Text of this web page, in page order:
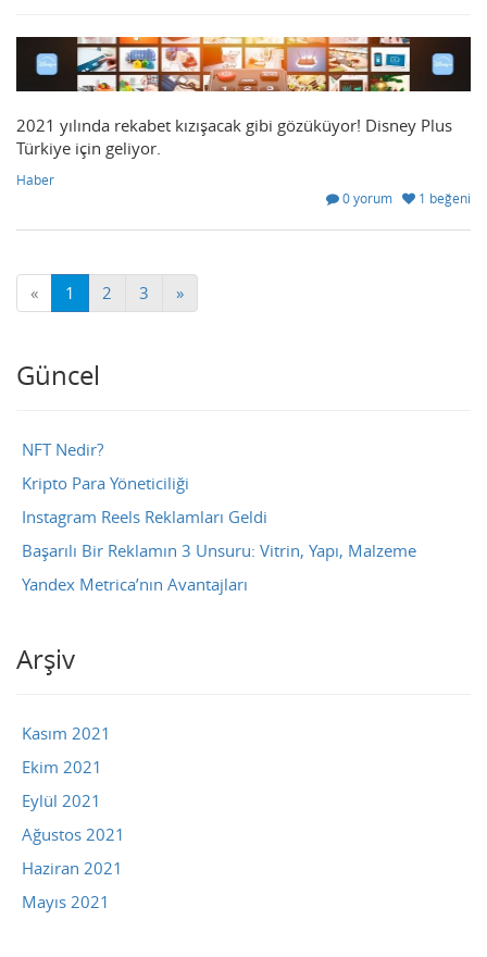
2021 yılında rekabet kızışacak gibi gözüküyor! Disney Plus
Türkiye için geliyor.
Haber
0 yorum
1 beğeni
« 1 2 3 »
Güncel
NFT Nedir?
Kripto Para Yöneticiliği
Instagram Reels Reklamları Geldi
Başarılı Bir Reklamın 3 Unsuru: Vitrin, Yapı, Malzeme
Yandex Metrica’nın Avantajları
Arşiv
Kasım 2021
Ekim 2021
Eylül 2021
Ağustos 2021
Haziran 2021
Mayıs 2021